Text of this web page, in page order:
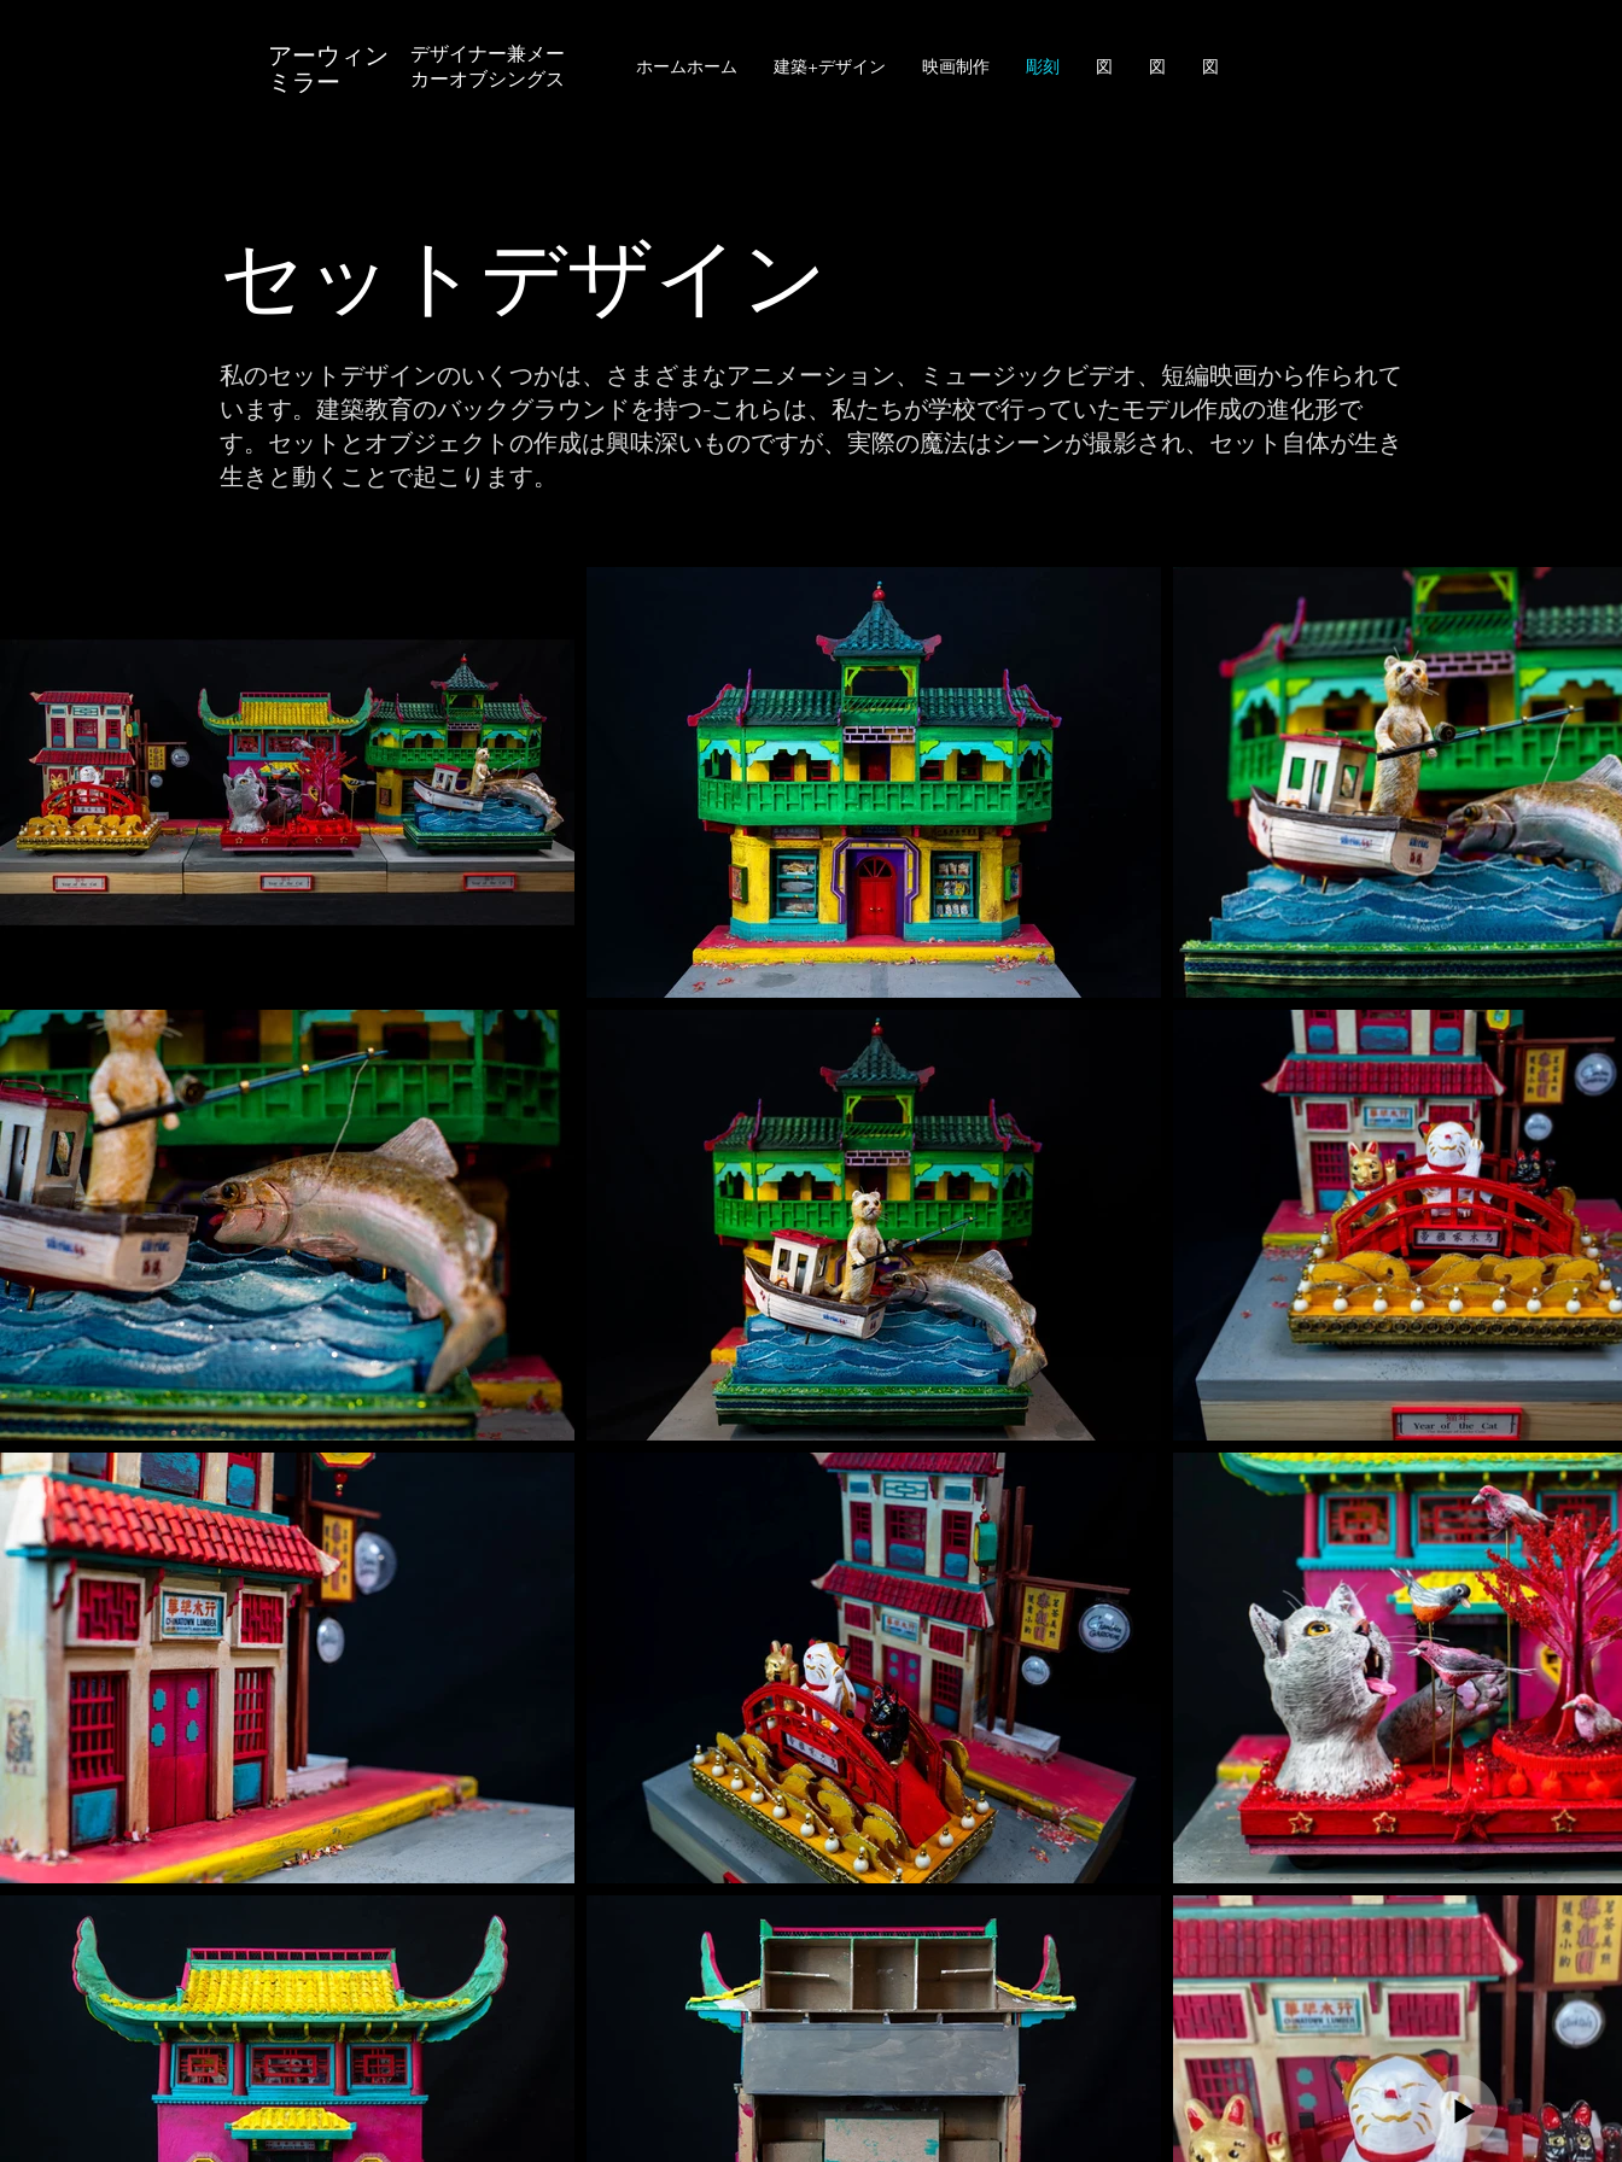
アーウィン
ミラー
ホームホーム 建築+デザイン 映画制作 彫刻 図 図 図
デザイナー兼メー
カーオブシングス
セットデザイン
私のセットデザインのいくつかは、さまざまなアニメーション、ミュージックビデオ、短編映画から作られて
います。建築教育のバックグラウンドを持つ-これらは、私たちが学校で行っていたモデル作成の進化形で
す。セットとオブジェクトの作成は興味深いものですが、実際の魔法はシーンが撮影され、セット自体が生き
生きと動くことで起こります。